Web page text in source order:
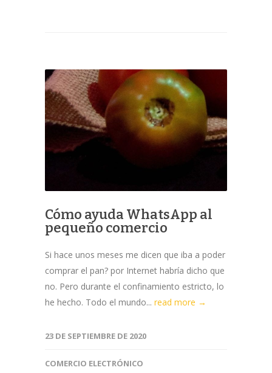
Cómo ayuda WhatsApp al
pequeño comercio
Si hace unos meses me dicen que iba a poder
comprar el pan? por Internet habría dicho que
no. Pero durante el confinamiento estricto, lo
he hecho. Todo el mundo... read more →
23 DE SEPTIEMBRE DE 2020
COMERCIO ELECTRÓNICO